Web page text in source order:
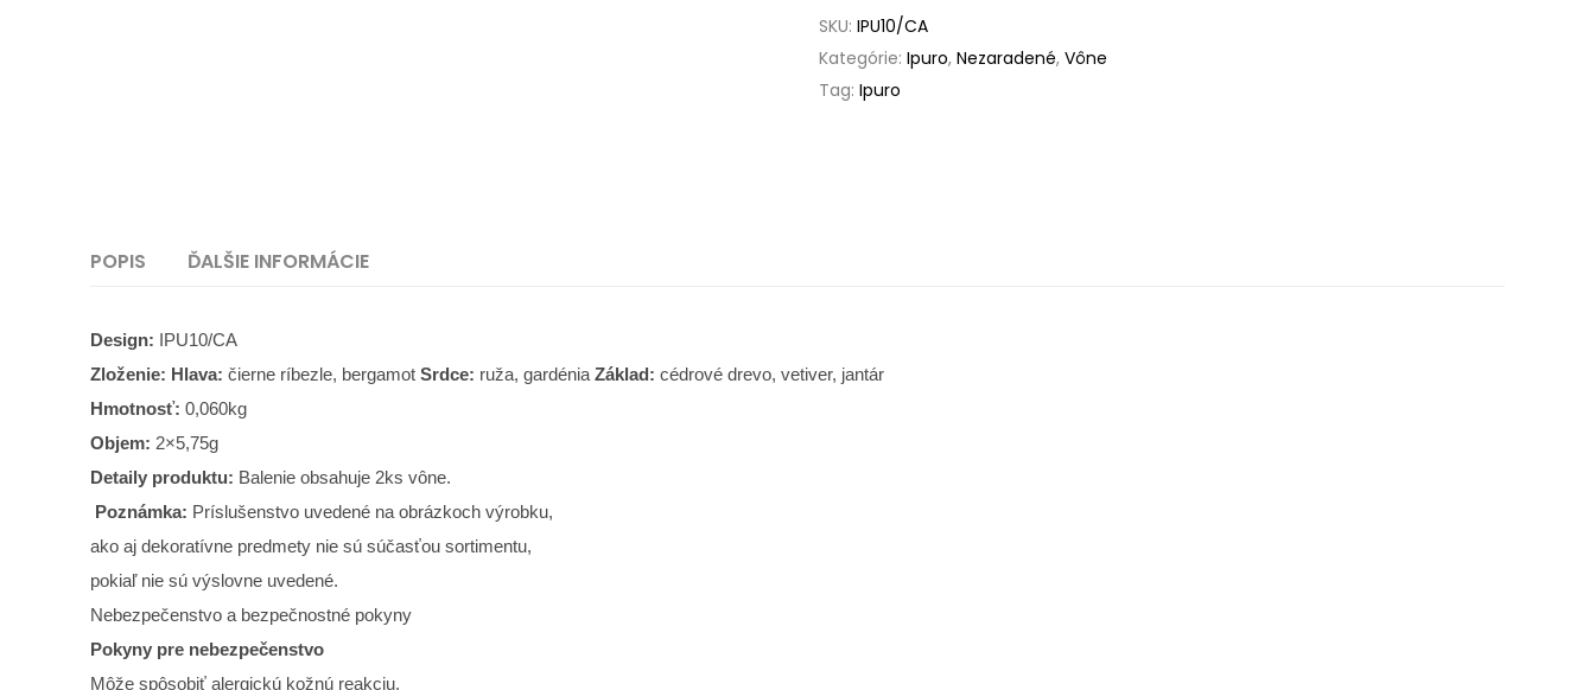
SKU: IPU10/CA
Kategórie: Ipuro, Nezaradené, Vône
Tag: Ipuro
POPIS ĎALŠIE INFORMÁCIE
Design: IPU10/CA
Zloženie: Hlava: čierne ríbezle, bergamot Srdce: ruža, gardénia Základ: cédrové drevo, vetiver, jantár
Hmotnosť: 0,060kg
Objem: 2×5,75g
Detaily produktu: Balenie obsahuje 2ks vône.
Poznámka: Príslušenstvo uvedené na obrázkoch výrobku,
ako aj dekoratívne predmety nie sú súčasťou sortimentu,
pokiaľ nie sú výslovne uvedené.
Nebezpečenstvo a bezpečnostné pokyny
Pokyny pre nebezpečenstvo
Môže spôsobiť alergickú kožnú reakciu.